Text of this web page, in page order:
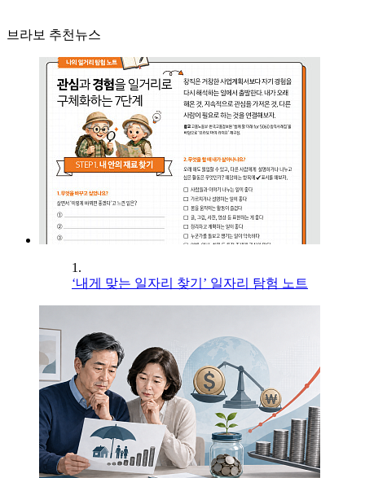
브라보 추천뉴스
1.
‘내게 맞는 일자리 찾기’ 일자리 탐험 노트